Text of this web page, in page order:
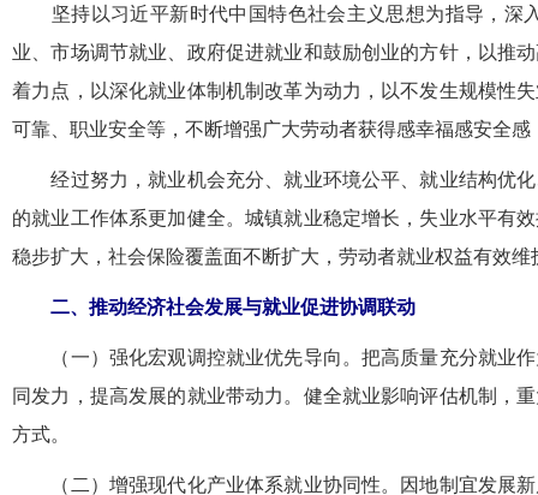
坚持以习近平新时代中国特色社会主义思想为指导，深
业、市场调节就业、政府促进就业和鼓励创业的方针，以推
着力点，以深化就业体制机制改革为动力，以不发生规模性
可靠、职业安全等，不断增强广大劳动者获得感幸福感安全
经过努力，就业机会充分、就业环境公平、就业结构优化
的就业工作体系更加健全。城镇就业稳定增长，失业水平有
稳步扩大，社会保险覆盖面不断扩大，劳动者就业权益有效
二、推动经济社会发展与就业促进协调联动
（一）强化宏观调控就业优先导向。把高质量充分就业作
同发力，提高发展的就业带动力。健全就业影响评估机制，
方式。
（二）增强现代化产业体系就业协同性。因地制宜发展新